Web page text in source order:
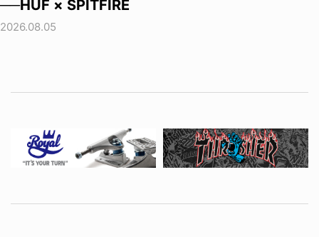
──HUF × SPITFIRE
2026.08.05